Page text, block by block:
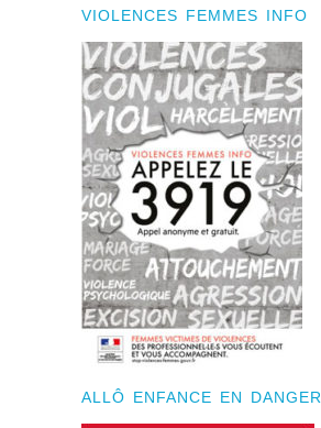
VIOLENCES FEMMES INFO
ALLÔ ENFANCE EN DANGER